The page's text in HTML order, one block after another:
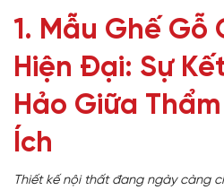
1. Mẫu Ghế Gỗ
Hiện Đại: Sự
Hảo Giữa
Ích
Thiết kế nội thất đang ngày càng